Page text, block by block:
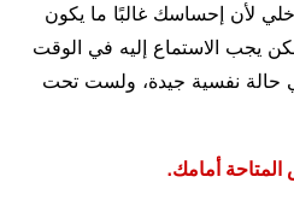
لأن إحساسك غالبًا ما يكون
يجب الاستماع إليه في الوقت
حالة نفسية جيدة، ولست تحت
أمامك.